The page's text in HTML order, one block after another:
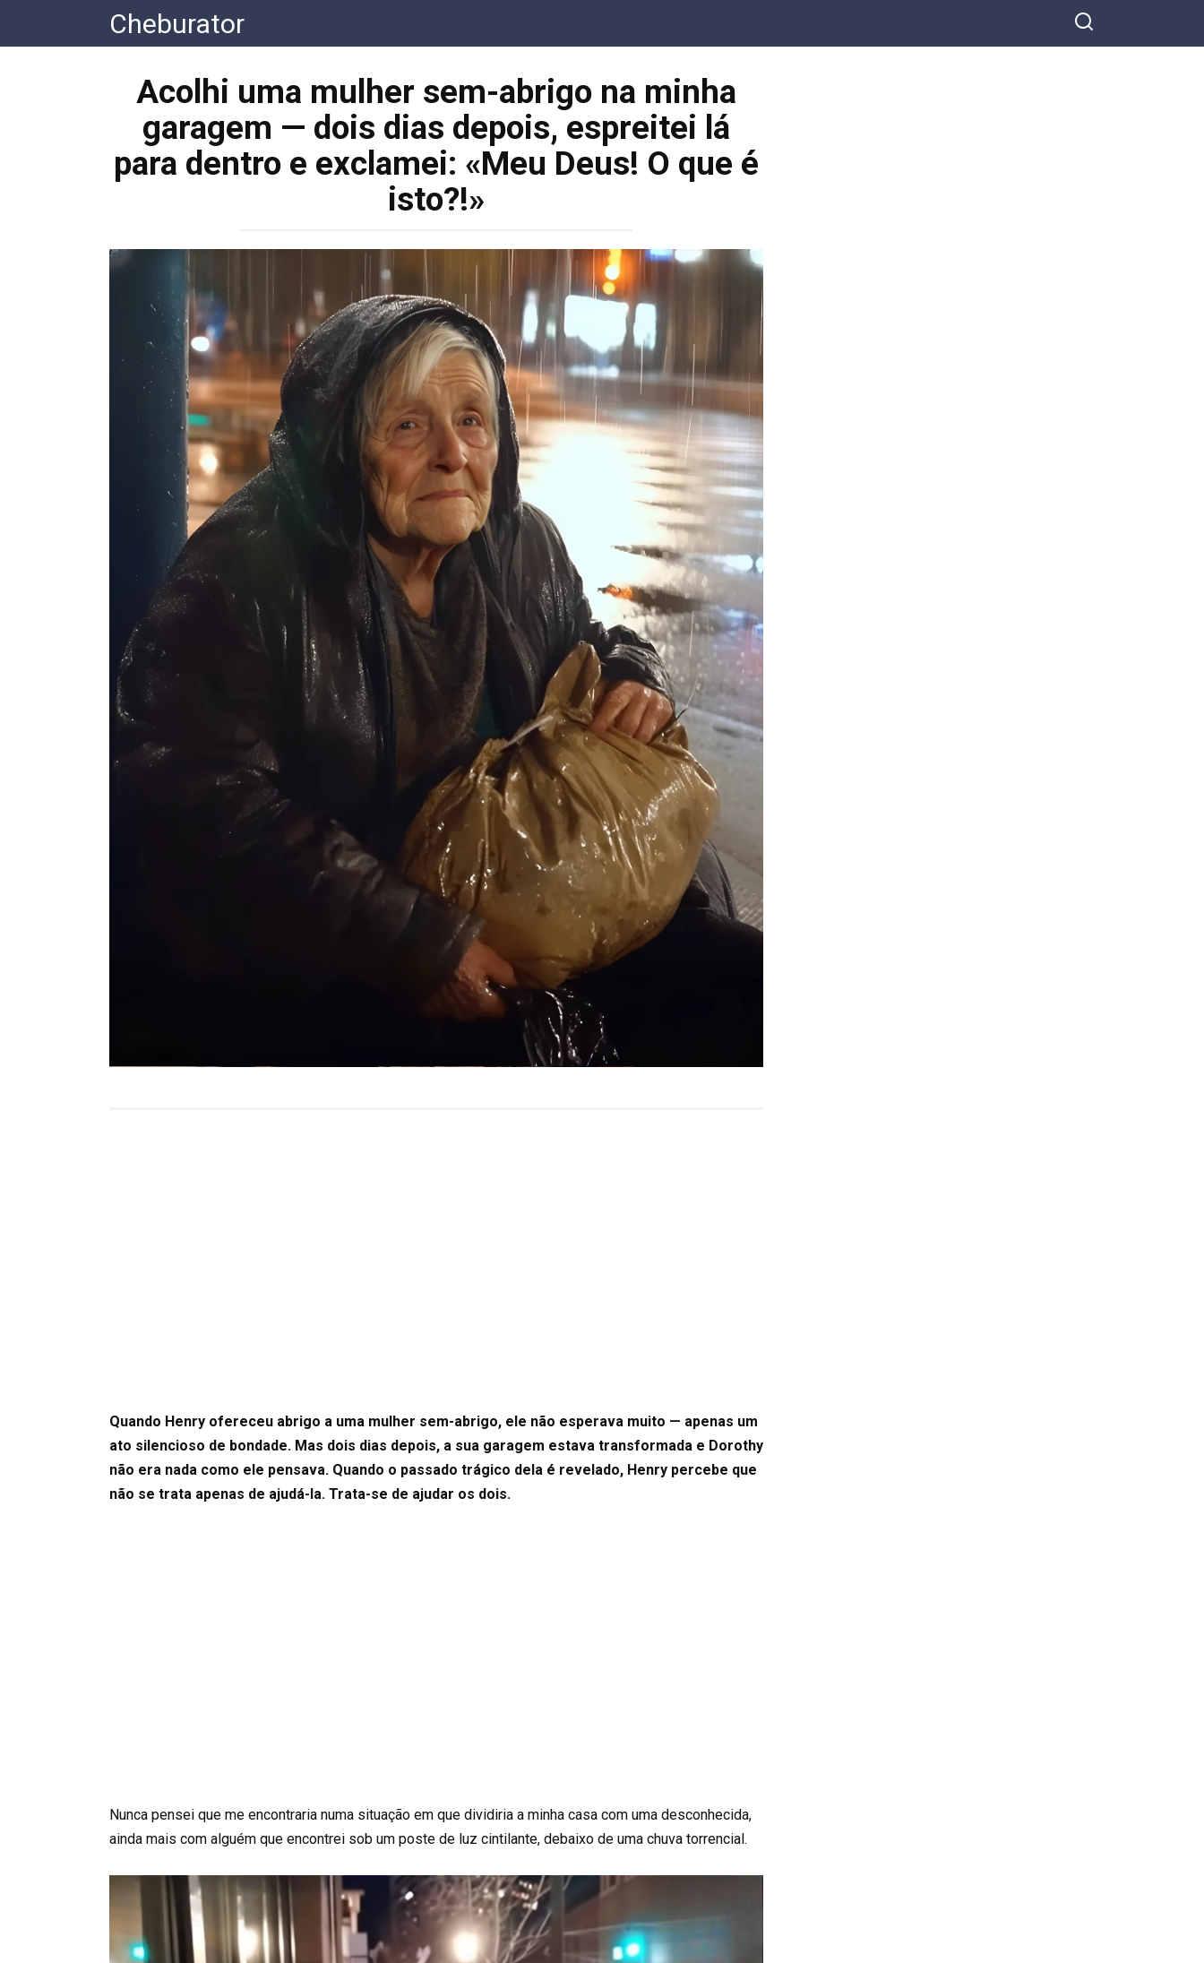
контенту
Cheburator
Acolhi uma mulher sem-abrigo na minha
garagem — dois dias depois, espreitei lá
para dentro e exclamei: «Meu Deus! O que é
isto?!»
Quando Henry ofereceu abrigo a uma mulher sem-abrigo, ele não esperava muito — apenas um
ato silencioso de bondade. Mas dois dias depois, a sua garagem estava transformada e Dorothy
não era nada como ele pensava. Quando o passado trágico dela é revelado, Henry percebe que
não se trata apenas de ajudá-la. Trata-se de ajudar os dois.
Nunca pensei que me encontraria numa situação em que dividiria a minha casa com uma desconhecida,
ainda mais com alguém que encontrei sob um poste de luz cintilante, debaixo de uma chuva torrencial.